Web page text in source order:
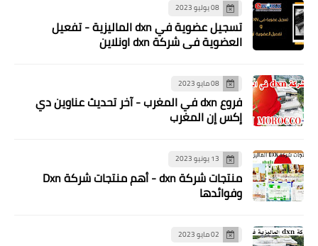
08 يوليو 2023
تسجيل عضوية في dxn الماليزية - تفعيل
العضوية في شركة dxn اونلاين
08 مايو 2023
فروع dxn في المغرب - آخر تحديث عناوين دي
إكس إن المغرب
13 يونيو 2023
منتجات شركة dxn - أهم منتجات شركة Dxn
وفوائدها
02 مايو 2023